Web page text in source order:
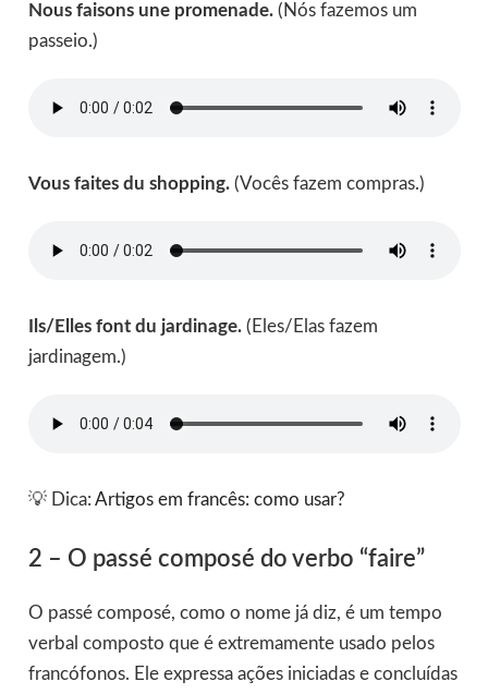
Nous faisons une promenade. (Nós fazemos um
passeio.)
Vous faites du shopping. (Vocês fazem compras.)
Ils/Elles font du jardinage.(Eles/Elas fazem
jardinagem.)
💡 Dica: Artigos em francês: como usar?
2 – O passé composé do verbo “faire”
O passé composé, como o nome já diz, é um tempo
verbal composto que é extremamente usado pelos
francófonos. Ele expressa ações iniciadas e concluídas